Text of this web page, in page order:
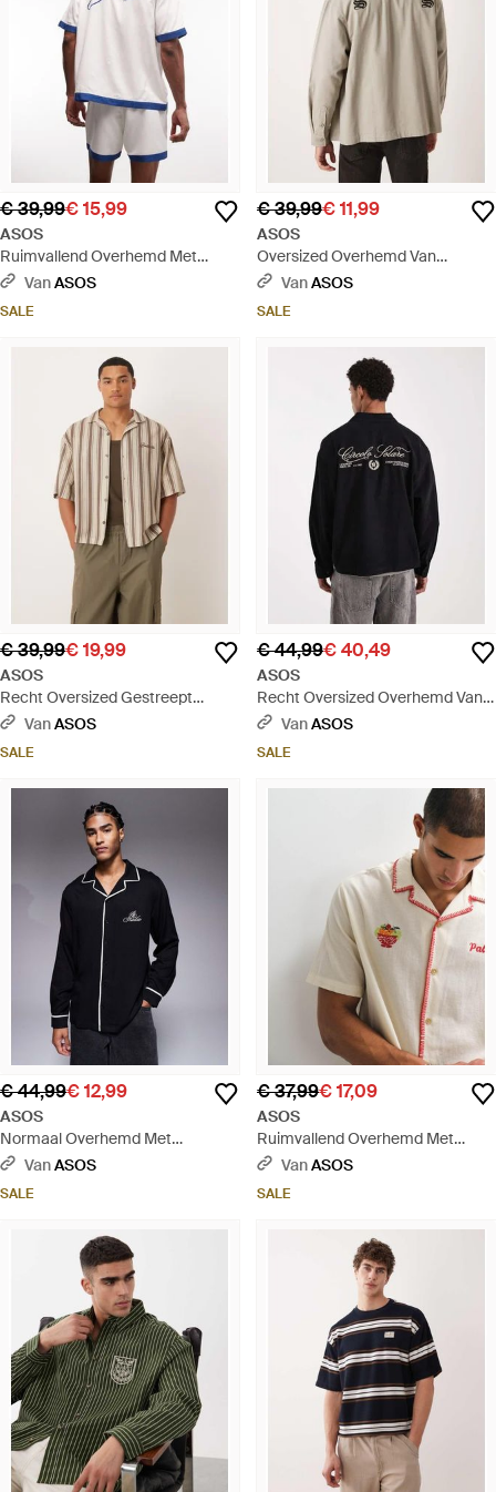
€ 39,99€ 15,99
ASOS
Ruimvallend Overhemd Met
Reverskraag En Borduursel Op De
VanASOS
SALE
€ 39,99€ 11,99
ASOS
Oversized Overhemd Van
Keperstof Met Kraagje En
VanASOS
SALE
€ 39,99€ 19,99
ASOS
Recht Oversized Gestreept
Overhemd Met Reverskraag En
VanASOS
SALE
€ 44,99€ 40,49
ASOS
Recht Oversized Overhemd Van
Corduroy Met Borduursel Op De
VanASOS
SALE
€ 44,99€ 12,99
ASOS
Normaal Overhemd Met
Reverskraag, Biezen En
VanASOS
SALE
€ 37,99€ 17,09
ASOS
Ruimvallend Overhemd Met
Reverskraag En Borduursels Op
Naturel
VanASOS
SALE